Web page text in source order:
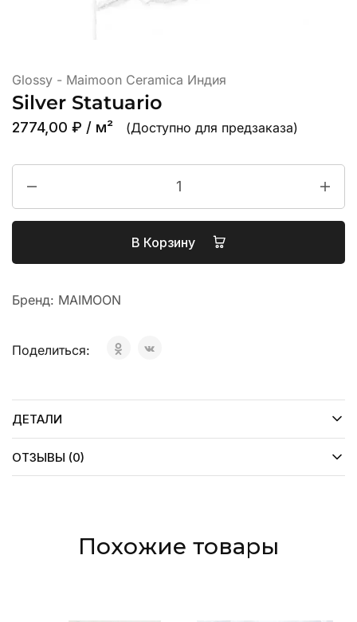
Glossy - Maimoon Ceramica Индия
Silver Statuario
2774,00 ₽ / м² (Доступно для предзаказа)
В Корзину
Бренд: MAIMOON
Поделиться:
ДЕТАЛИ
ОТЗЫВЫ (0)
Похожие товары